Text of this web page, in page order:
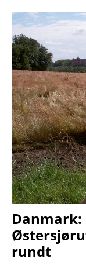
rundt